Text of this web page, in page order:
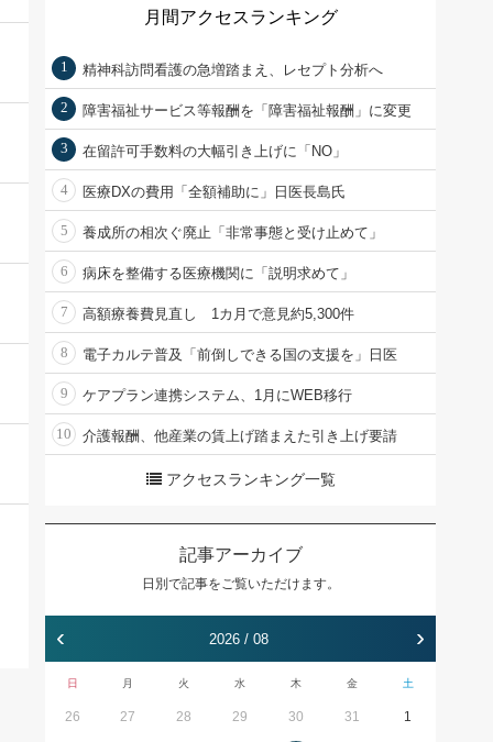
月間アクセスランキング
1 精神科訪問看護の急増踏まえ、レセプト分析へ
2 障害福祉サービス等報酬を「障害福祉報酬」に変更
3 在留許可手数料の大幅引き上げに「NO」
4 医療DXの費用「全額補助に」日医長島氏
5 養成所の相次ぐ廃止「非常事態と受け止めて」
6 病床を整備する医療機関に「説明求めて」
7 高額療養費見直し 1カ月で意見約5,300件
8 電子カルテ普及「前倒しできる国の支援を」日医
9 ケアプラン連携システム、1月にWEB移行
10 介護報酬、他産業の賃上げ踏まえた引き上げ要請
アクセスランキング一覧
記事アーカイブ
日別で記事をご覧いただけます。
‹ 2026 / 08 ›
日 月 火 水 木 金 土
26 27 28 29 30 31 1